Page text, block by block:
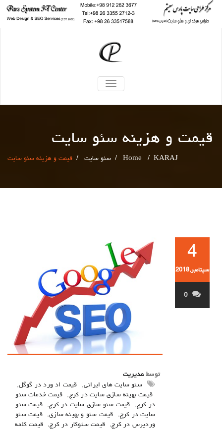
TOGGLE
NAVIGATION
قیمت و هزینه سئو سایت
Home / KARAJ
/ سئو سایت / قیمت و هزینه سئو سایت
4
سپتامبر,2018
0
توسط مدیریت
سئو سایت های ایرانی, قیمت اد ورد در گوگل,
قیمت بهینه سازی سایت در کرج,
قیمت خدمات سئو
در کرج, قیمت سئو سازی سایت در کرج,
قیمت سئو
سایت در کرج, قیمت سئو و بهینه سازی,
قیمت سئو
وردپرس در کرج, قیمت سئوکار در کرج,
قیمت کلمه